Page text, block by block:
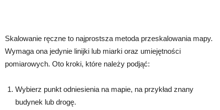
Skalowanie ręczne to najprostsza metoda przeskalowania mapy.
Wymaga ona jedynie linijki lub miarki oraz umiejętności
pomiarowych. Oto kroki, które należy podjąć:
Wybierz punkt odniesienia na mapie, na przykład znany
budynek lub drogę.